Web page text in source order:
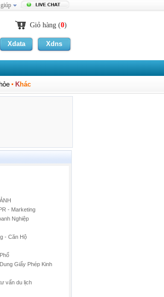
Giỏ hàng (0)
Xdata Xdns
Khác
- Marketing
Nghiệp
- Căn Hộ
Giấy Phép Kinh
vấn du lịch